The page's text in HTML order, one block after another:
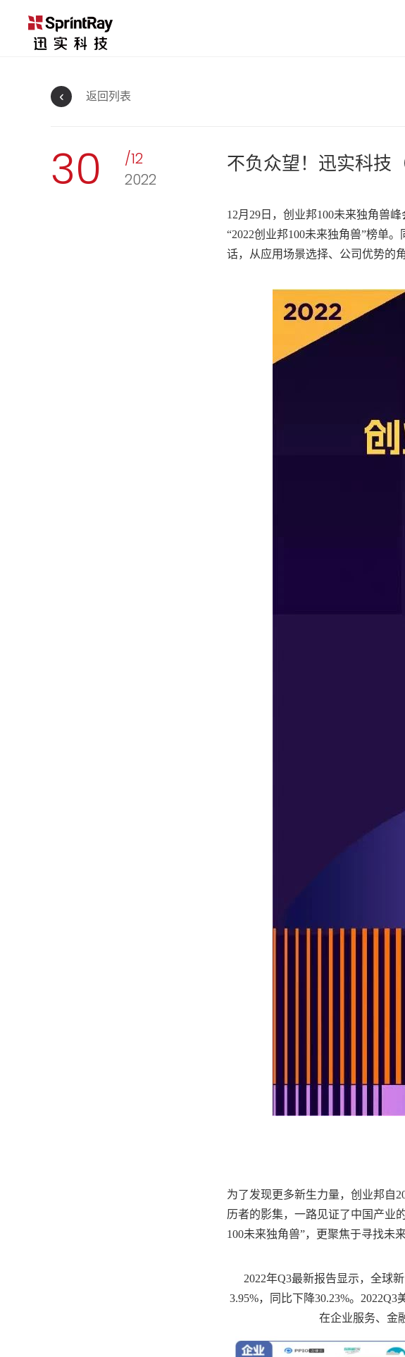
返回列表
30
/12
2022
不负众望！迅实科技
12月29日，创业邦100未来独角兽
“2022创业邦100未来独角兽”榜单
话，从应用场景选择、公司优势的
为了发现更多新生力量，创业邦自
历者的影集，一路见证了中国产业
100未来独角兽”，更聚焦于寻找未
2022年Q3最新报告显示，全球
3.95%，同比下降30.23%。
在企业服务、金